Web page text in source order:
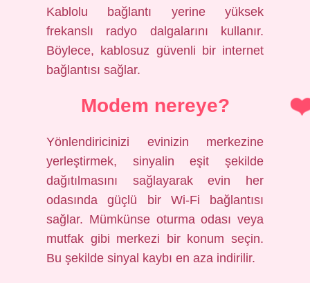
Kablolu bağlantı yerine yüksek
frekanslı radyo dalgalarını kullanır.
Böylece, kablosuz güvenli bir internet
bağlantısı sağlar.
Modem nereye?
Yönlendiricinizi evinizin merkezine
yerleştirmek, sinyalin eşit şekilde
dağıtılmasını sağlayarak evin her
odasında güçlü bir Wi-Fi bağlantısı
sağlar. Mümkünse oturma odası veya
mutfak gibi merkezi bir konum seçin.
Bu şekilde sinyal kaybı en aza indirilir.